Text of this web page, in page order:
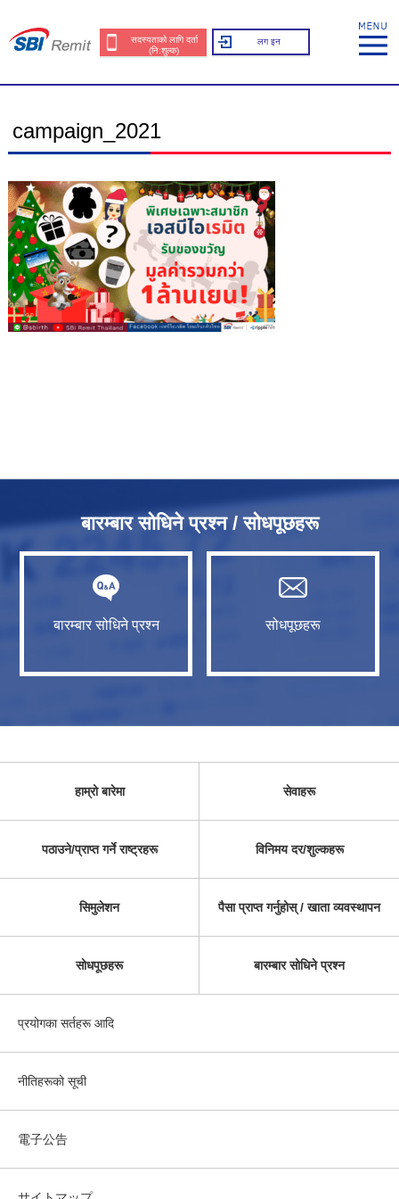
सदस्यताको लागि दर्ता
(नि:शुल्क)
लग इन
campaign_2021
बारम्बार सोधिने प्रश्न / सोधपूछहरू
बारम्बार सोधिने प्रश्न सोधपूछहरू
हाम्रो बारेमा सेवाहरू
पठाउने/प्राप्त गर्ने राष्ट्रहरू विनिमय दर/शुल्कहरू
सिमुलेशन पैसा प्राप्त गर्नुहोस् / खाता व्यवस्थापन
सोधपूछहरू बारम्बार सोधिने प्रश्न
प्रयोगका सर्तहरू आदि
नीतिहरूको सूची
電子公告